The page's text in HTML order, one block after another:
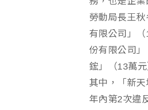
勞動局長王
有限公司」
份有限公司
鋐」（13萬元
其中，「新
年內第2次違